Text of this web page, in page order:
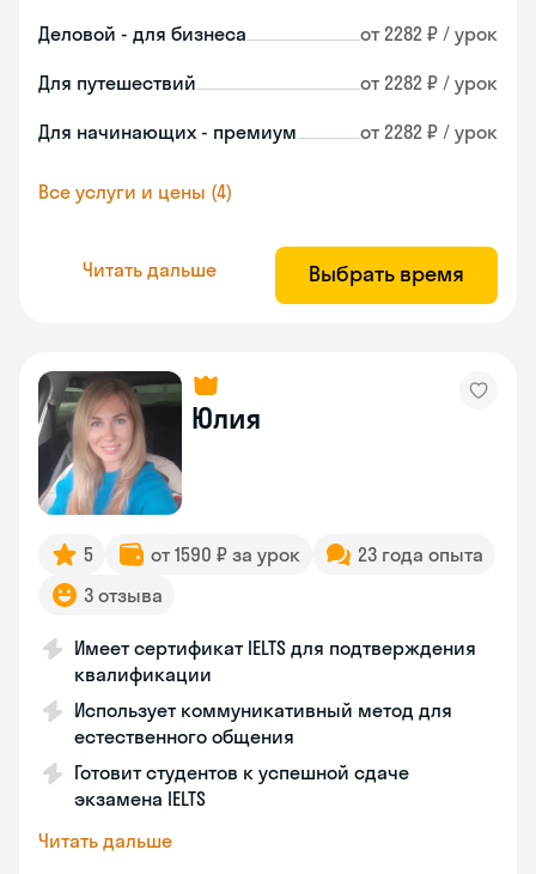
Деловой - для бизнеса от 2282 ₽ / урок
Для путешествий от 2282 ₽ / урок
Для начинающих - премиум от 2282 ₽ / урок
Все услуги и цены (4)
Читать дальше Выбрать время
Юлия
5 от 1590 ₽ за урок
23 года опыта
3 отзыва
Имеет сертификат IELTS для подтверждения
квалификации
Использует коммуникативный метод для
естественного общения
Готовит студентов к успешной сдаче
экзамена IELTS
Читать дальше